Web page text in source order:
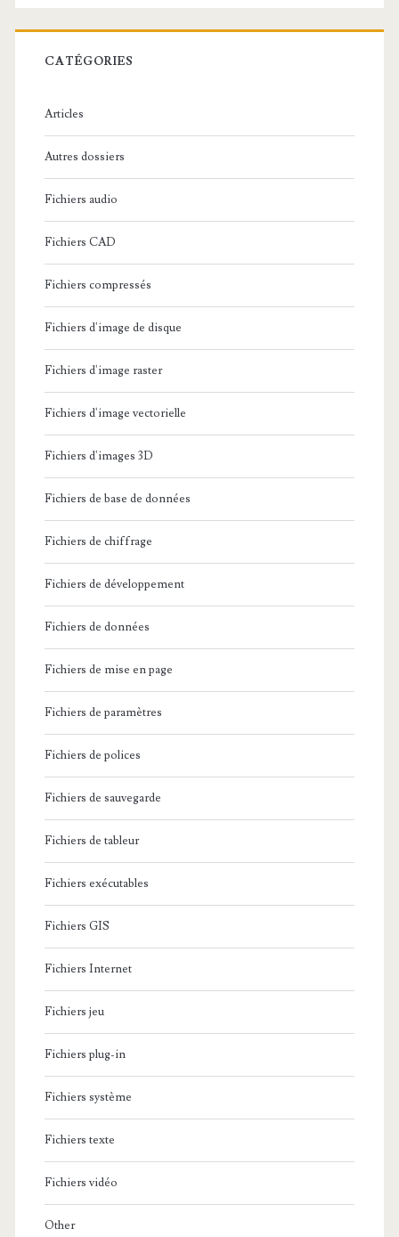
r
c
:
CATÉGORIES
Articles
Autres dossiers
Fichiers audio
Fichiers CAD
Fichiers compressés
Fichiers d'image de disque
Fichiers d'image raster
Fichiers d'image vectorielle
Fichiers d'images 3D
Fichiers de base de données
Fichiers de chiffrage
Fichiers de développement
Fichiers de données
Fichiers de mise en page
Fichiers de paramètres
Fichiers de polices
Fichiers de sauvegarde
Fichiers de tableur
Fichiers exécutables
Fichiers GIS
Fichiers Internet
Fichiers jeu
Fichiers plug-in
Fichiers système
Fichiers texte
Fichiers vidéo
Other